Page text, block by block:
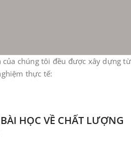
chúng tôi đều được xây dựng từ
thực tế:
HỌC VỀ CHẤT LƯỢNG